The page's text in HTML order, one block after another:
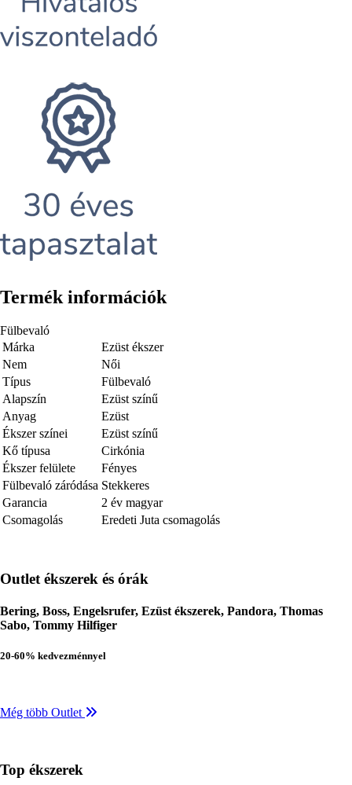
Termék információk
Fülbevaló
Márka
Ezüst ékszer
Nem
Női
Típus
Fülbevaló
Alapszín
Ezüst színű
Anyag
Ezüst
Ékszer színei
Ezüst színű
Kő típusa
Cirkónia
Ékszer felülete
Fényes
Fülbevaló záródása Stekkeres
Garancia
2 év magyar
Csomagolás
Eredeti Juta csomagolás
Outlet ékszerek és órák
Bering, Boss, Engelsrufer, Ezüst ékszerek, Pandora, Thomas
Sabo, Tommy Hilfiger
20-60% kedvezménnyel
Még több Outlet
Top ékszerek